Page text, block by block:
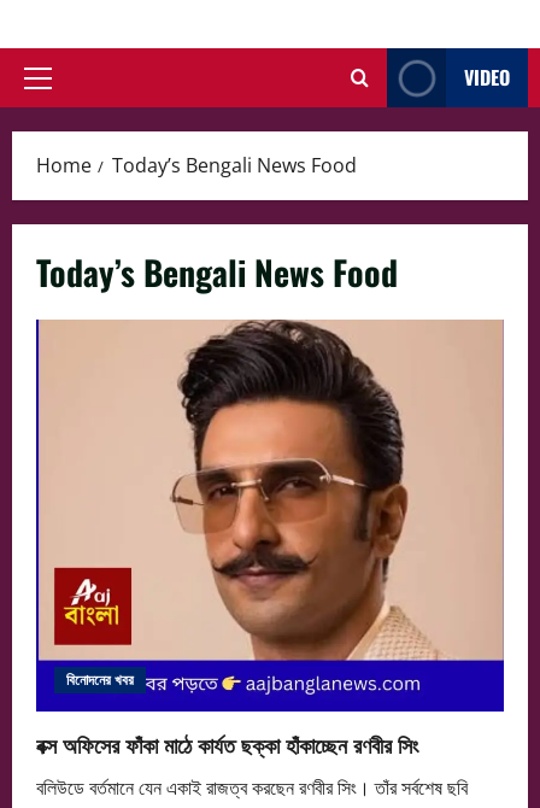
to
contentPrimary
VIDEO
Home Today’s Bengali News Food
Today’s Bengali News Food
বিনোদনের খবর
বক্স অফিসের ফাঁকা মাঠে কার্যত ছক্কা হাঁকাচ্ছেন রণবীর সিং
বলিউডে বর্তমানে যেন একাই রাজত্ব করছেন রণবীর সিং। তাঁর সর্বশেষ ছবি